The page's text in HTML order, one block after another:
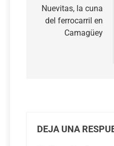
de
entradas
Nuevitas, la cuna
del ferrocarril en
Camagüey
DEJA UNA